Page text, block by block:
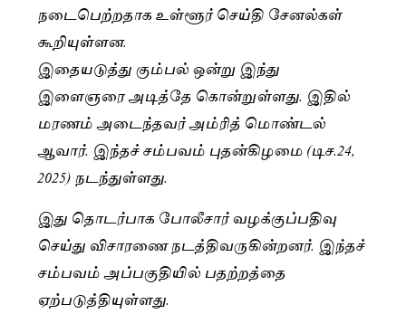
நடைபெற்றதாக உள்ளூர் செய்தி சேனல்கள்
கூறியுள்ளன.
இதையடுத்து கும்பல் ஒன்று இந்து
இளைஞரை அடித்தே கொன்றுள்ளது. இதில்
மரணம் அடைந்தவர் அம்ரித் மொண்டல்
ஆவார். இந்தச் சம்பவம் புதன்கிழமை (டிச.24,
2025) நடந்துள்ளது.
இது தொடர்பாக போலீசார் வழக்குப்பதிவு
செய்து விசாரணை நடத்திவருகின்றனர். இந்தச்
சம்பவம் அப்பகுதியில் பதற்றத்தை
ஏற்படுத்தியுள்ளது.